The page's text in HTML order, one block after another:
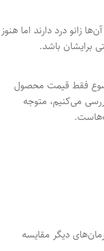
زانو درد دارند اما هنوز
برایشان باشد.
فقط قیمت محصول
می‌کنیم، متوجه
دیگر مقایسه